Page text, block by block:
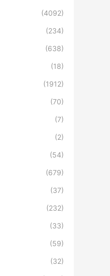
(4092)
(234)
(638)
(18)
(1912)
(70)
(7)
(2)
(54)
(679)
(37)
(232)
(33)
(59)
(32)